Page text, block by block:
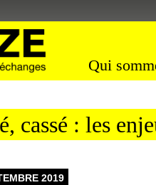
Qui
cassé : les
2019